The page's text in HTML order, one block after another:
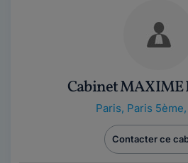
Cabinet MAXIME
Paris, Paris
Contacter ce